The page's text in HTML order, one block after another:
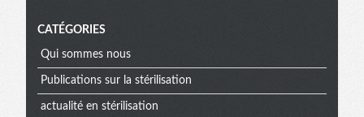
CATÉGORIES
Qui sommes nous
Publications sur la stérilisation
actualité en stérilisation